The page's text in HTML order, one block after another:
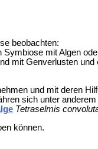
beobachten:
Symbiose mit Algen
mit Genverlusten
und mit deren
sich unter anderem
Tetraselmis
können.